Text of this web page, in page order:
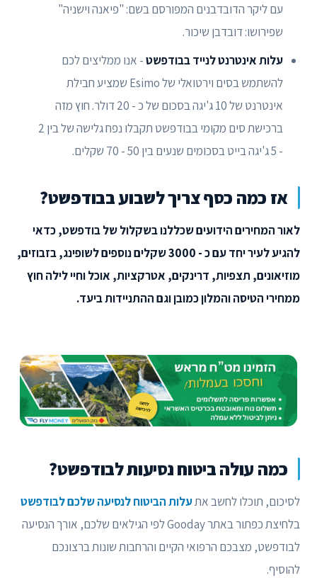
עם ליקר הדובדבנים המפורסם בשם: "פיאנה וישניה"
שפירושו: דובדבן שיכור.
עלות אינטרנט לנייד בבודפשט- אנו ממליצים לכם
להשתמש בסים וירטואלי של Esimo שמציע חבילת
אינטרנט של 10 ג'יגה בסכום של כ - 20 דולר. חוץ מזה
ברכישת סים מקומי בבודפשט תקבלו נפח גלישה של בין 2
- 5 ג'יגה בייט בסכומים שנעים בין 50 - 70 שקלים.
אז כמה כסף צריך לשבוע בבודפשט?
לאור המחירים הידועים שכללנו בשקלול של בודפשט, כדאי
להגיע לעיר יחד עם כ - 3000 שקלים נוספים לשופינג, בזבוזים,
מוזיאונים, תצפיות, דרינקים, אטרקציות, אוכל וחיי לילה חוץ
ממחירי הטיסה והמלון כמובן וגם ההתניידות ביעד.
כמה עולה ביטוח נסיעות לבודפשט?
לסיכום, תוכלו לחשב אתעלות הביטוח לנסיעה שלכם לבודפשט
בלחיצת כפתור באתר Gooday לפי הגילאים שלכם, אורך הנסיעה
לבודפשט, מצבכם הרפואי הקיים והרחבות שונות ברצונכם
להוסיף.